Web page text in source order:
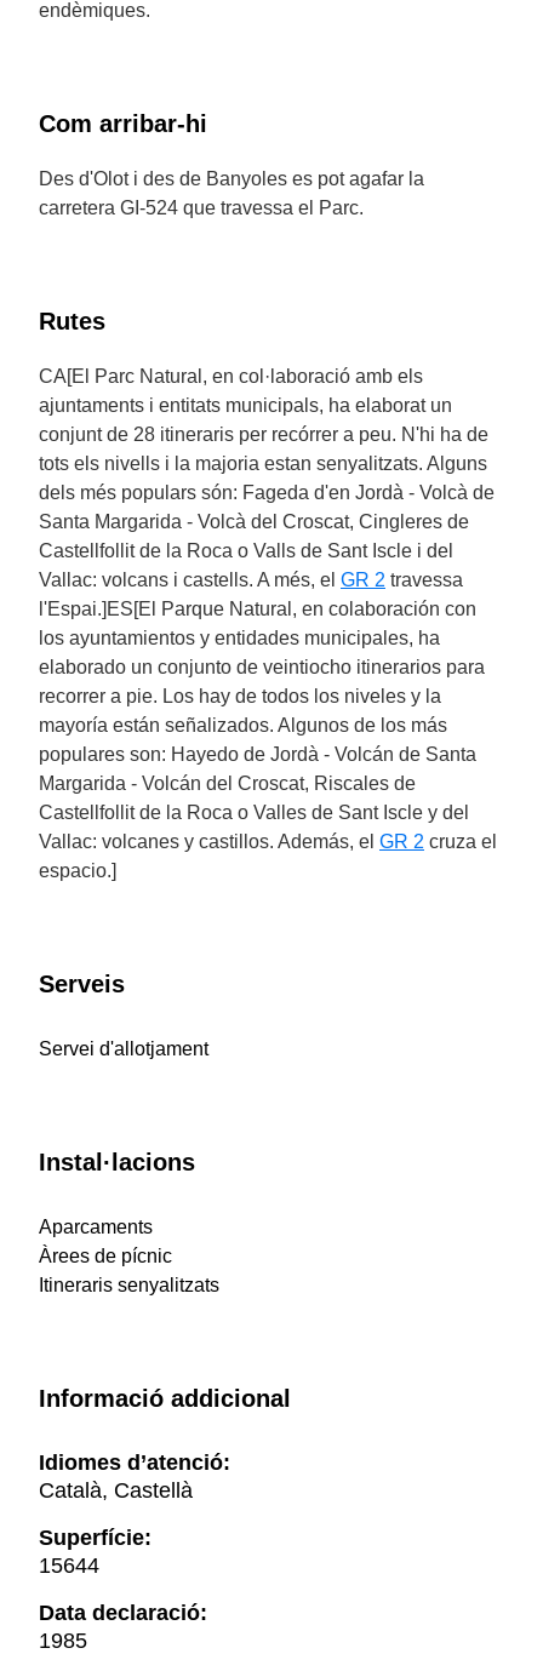
endèmiques.
Com arribar-hi
Des d'Olot i des de Banyoles es pot agafar la
carretera GI-524 que travessa el Parc.
Rutes
CA[El Parc Natural, en col·laboració amb els
ajuntaments i entitats municipals, ha elaborat un
conjunt de 28 itineraris per recórrer a peu. N'hi ha de
tots els nivells i la majoria estan senyalitzats. Alguns
dels més populars són: Fageda d'en Jordà - Volcà de
Santa Margarida - Volcà del Croscat, Cingleres de
Castellfollit de la Roca o Valls de Sant Iscle i del
Vallac: volcans i castells. A més, el GR 2 travessa
l'Espai.]ES[El Parque Natural, en colaboración con
los ayuntamientos y entidades municipales, ha
elaborado un conjunto de veintiocho itinerarios para
recorrer a pie. Los hay de todos los niveles y la
mayoría están señalizados. Algunos de los más
populares son: Hayedo de Jordà - Volcán de Santa
Margarida - Volcán del Croscat, Riscales de
Castellfollit de la Roca o Valles de Sant Iscle y del
Vallac: volcanes y castillos. Además, el GR 2 cruza el
espacio.]
Serveis
Servei d'allotjament
Instal·lacions
Aparcaments
Àrees de pícnic
Itineraris senyalitzats
Informació addicional
Idiomes d’atenció:
Català, Castellà
Superfície:
15644
Data declaració:
1985